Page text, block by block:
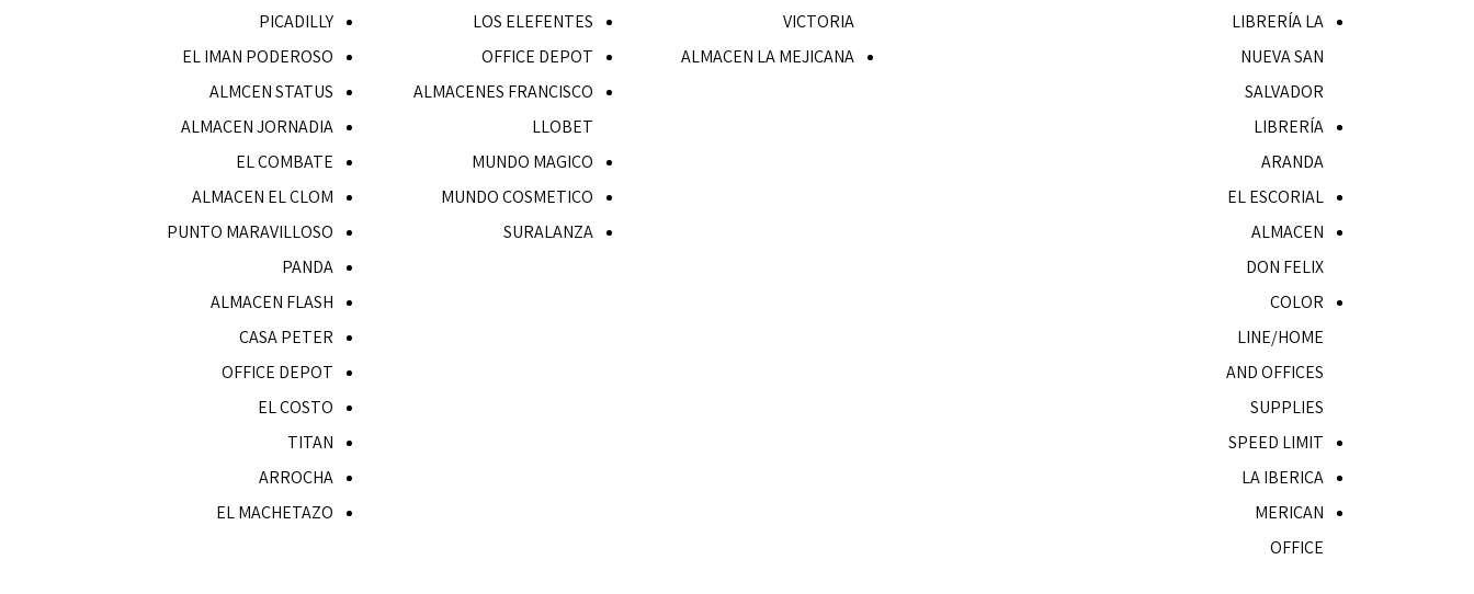
PICADILLY
EL IMAN PODEROSO
ALMCEN STATUS
ALMACEN JORNADIA
EL COMBATE
ALMACEN EL CLOM
PUNTO MARAVILLOSO
PANDA
ALMACEN FLASH
CASA PETER
OFFICE DEPOT
EL COSTO
TITAN
ARROCHA
EL MACHETAZO
LOS ELEFENTES
OFFICE DEPOT
ALMACENES FRANCISCO
LLOBET
MUNDO MAGICO
MUNDO COSMETICO
SURALANZA
VICTORIA
ALMACEN LA MEJICANA
LIBRERÍA LA
NUEVA SAN
SALVADOR
LIBRERÍA
ARANDA
EL ESCORIAL
ALMACEN
DON FELIX
COLOR
LINE/HOME
AND OFFICES
SUPPLIES
SPEED LIMIT
LA IBERICA
MERICAN
OFFICE